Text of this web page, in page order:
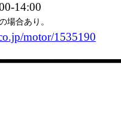
14:00
場合あり。
motor/1535190